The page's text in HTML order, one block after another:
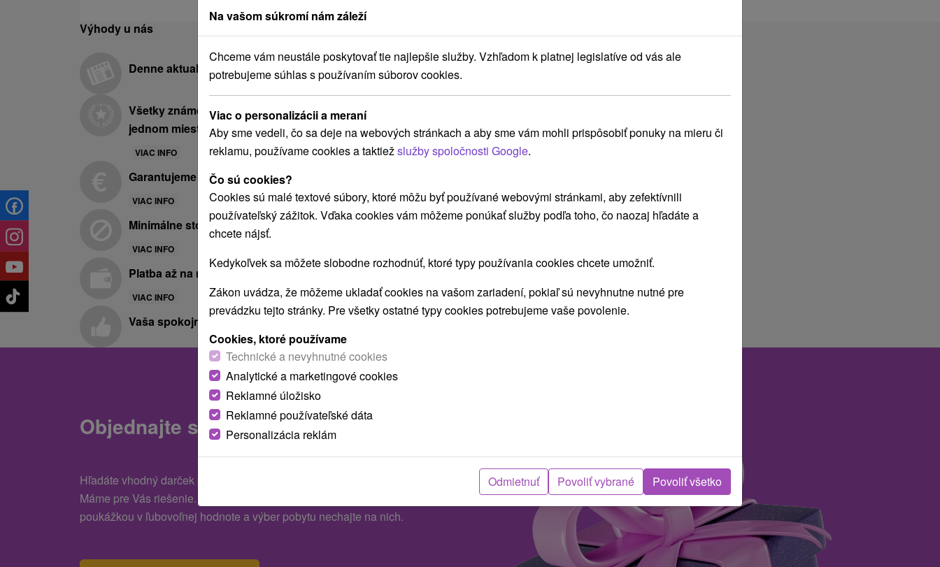
Výhody u nás
Denne aktualizovaná ponuka
Všetky známe hotely a kúpele na
jednom mieste
VIAC INFO
Garantujeme najnižšie ceny
VIAC INFO
Minimálne storno poplatky
VIAC INFO
Platba až na mieste pobytu
VIAC INFO
Vaša spokojnosť je pre nás prvoradá
Objednajte si darčekový poukaz
Hľadáte vhodný darček pre svojich najbližších, ale neviete sa rozhodnúť?
Máme pre Vás riešenie. Prekvapte svojich blízkych, potešte ich darčekovou
poukážkou v ľubovoľnej hodnote a výber pobytu nechajte na nich.
Na vašom súkromí nám záleží
Chceme vám neustále poskytovať tie najlepšie služby. Vzhľadom k platnej legislatíve od vás ale
potrebujeme súhlas s používaním súborov cookies.
Viac o personalizácii a meraní
Aby sme vedeli, čo sa deje na webových stránkach a aby sme vám mohli prispôsobiť ponuky na mieru či
reklamu, používame cookies a taktiež služby spoločnosti Google.
Čo sú cookies?
Cookies sú malé textové súbory, ktoré môžu byť používané webovými stránkami, aby zefektívnili
používateľský zážitok. Vďaka cookies vám môžeme ponúkať služby podľa toho, čo naozaj hľadáte a
chcete nájsť.
Kedykoľvek sa môžete slobodne rozhodnúť, ktoré typy používania cookies chcete umožniť.
Zákon uvádza, že môžeme ukladať cookies na vašom zariadení, pokiaľ sú nevyhnutne nutné pre
prevádzku tejto stránky. Pre všetky ostatné typy cookies potrebujeme vaše povolenie.
Cookies, ktoré používame
Technické a nevyhnutné cookies
Analytické a marketingové cookies
Reklamné úložisko
Reklamné používateľské dáta
Personalizácia reklám
Odmietnuť Povoliť vybrané Povoliť všetko